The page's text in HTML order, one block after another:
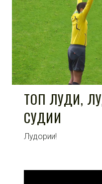
ТОП ЛУДИ,
СУДИИ
Лудории!